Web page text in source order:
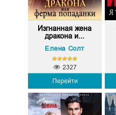
Изгнанная жена
дракона и...
Елена Солт
Перейти
2327